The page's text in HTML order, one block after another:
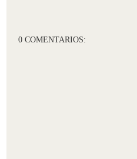
0 COMENTARIOS: